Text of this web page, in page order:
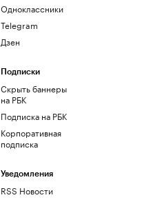
Одноклассники
Telegram
Дзен
Подписки
Скрыть баннеры
на РБК
Подписка на РБК
Корпоративная
подписка
Уведомления
RSS Новости